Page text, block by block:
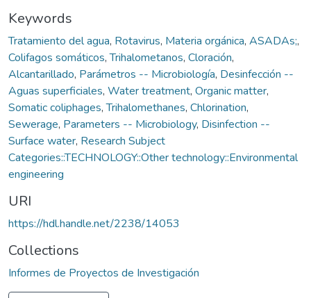
Keywords
Tratamiento del agua, Rotavirus, Materia orgánica, ASADAs;,
Colifagos somáticos,Trihalometanos, Cloración,
Alcantarillado, Parámetros -- Microbiología, Desinfección --
Aguas superficiales, Water treatment, Organic matter,
Somatic coliphages,Trihalomethanes, Chlorination,
Sewerage, Parameters -- Microbiology, Disinfection --
Surface water, Research Subject
Categories::TECHNOLOGY::Other technology::Environmental
engineering
URI
https://hdl.handle.net/2238/14053
Collections
Informes de Proyectos de Investigación